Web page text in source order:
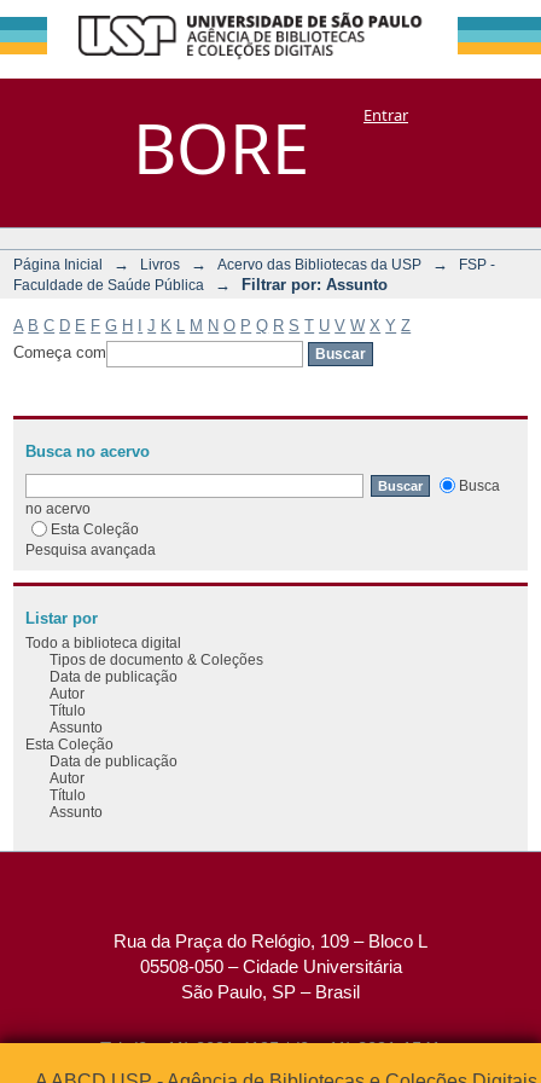
BORE
Filtrar por:
Assunto
DSpace/Manakin + CoriscoEntrar
Página Inicial → Livros → Acervo das Bibliotecas da USP →
FSP -
Faculdade de Saúde Pública
→ Filtrar por: Assunto
A B C D E F G H J K M N O P Q R S T U V W X Y Z
Começa com
Busca no acervo
Busca
no acervo
Esta Coleção
Pesquisa avançada
Listar por
Todo a biblioteca digital
Tipos de documento & Coleções
Data de publicação
Autor
Título
Assunto
Esta Coleção
Data de publicação
Autor
Título
Assunto
Rua da Praça do Relógio, 109 – Bloco L
05508-050 – Cidade Universitária
São Paulo, SP – Brasil
Tel: (0xx11) 3091-4195 / (0xx11) 3091-1541
Fax: (0xx11) 3091-1567